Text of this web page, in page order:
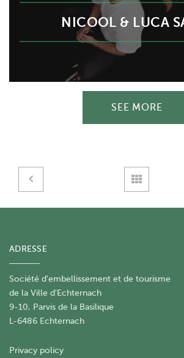
NICOOL & LUCA
SEE MORE
ADRESSE
Société d'embellissement et de tourisme
​de la Ville d'Echternach
9-10, Parvis de la Basilique
L-6486 Echternach
Privacy policy